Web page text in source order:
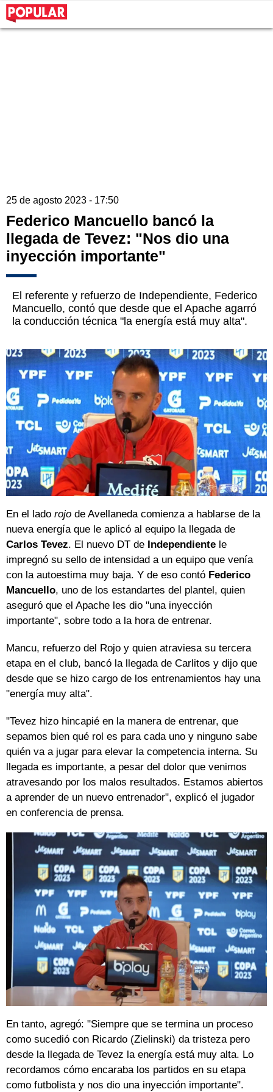
25 de agosto 2023 - 17:50
Federico Mancuello bancó la
llegada de Tevez: "Nos dio una
inyección importante"
El referente y refuerzo de Independiente, Federico
Mancuello, contó que desde que el Apache agarró
la conducción técnica "la energía está muy alta".
En el lado rojo de Avellaneda comienza a hablarse de la
nueva energía que le aplicó al equipo la llegada de
Carlos Tevez. El nuevo DT de Independiente le
impregnó su sello de intensidad a un equipo que venía
con la autoestima muy baja. Y de eso contó Federico
Mancuello, uno de los estandartes del plantel, quien
aseguró que el Apache les dio "una inyección
importante", sobre todo a la hora de entrenar.
Mancu, refuerzo del Rojo y quien atraviesa su tercera
etapa en el club, bancó la llegada de Carlitos y dijo que
desde que se hizo cargo de los entrenamientos hay una
"energía muy alta".
"Tevez hizo hincapié en la manera de entrenar, que
sepamos bien qué rol es para cada uno y ninguno sabe
quién va a jugar para elevar la competencia interna. Su
llegada es importante, a pesar del dolor que venimos
atravesando por los malos resultados. Estamos abiertos
a aprender de un nuevo entrenador", explicó el jugador
en conferencia de prensa.
En tanto, agregó: "Siempre que se termina un proceso
como sucedió con Ricardo (Zielinski) da tristeza pero
desde la llegada de Tevez la energía está muy alta. Lo
recordamos cómo encaraba los partidos en su etapa
como futbolista y nos dio una inyección importante".